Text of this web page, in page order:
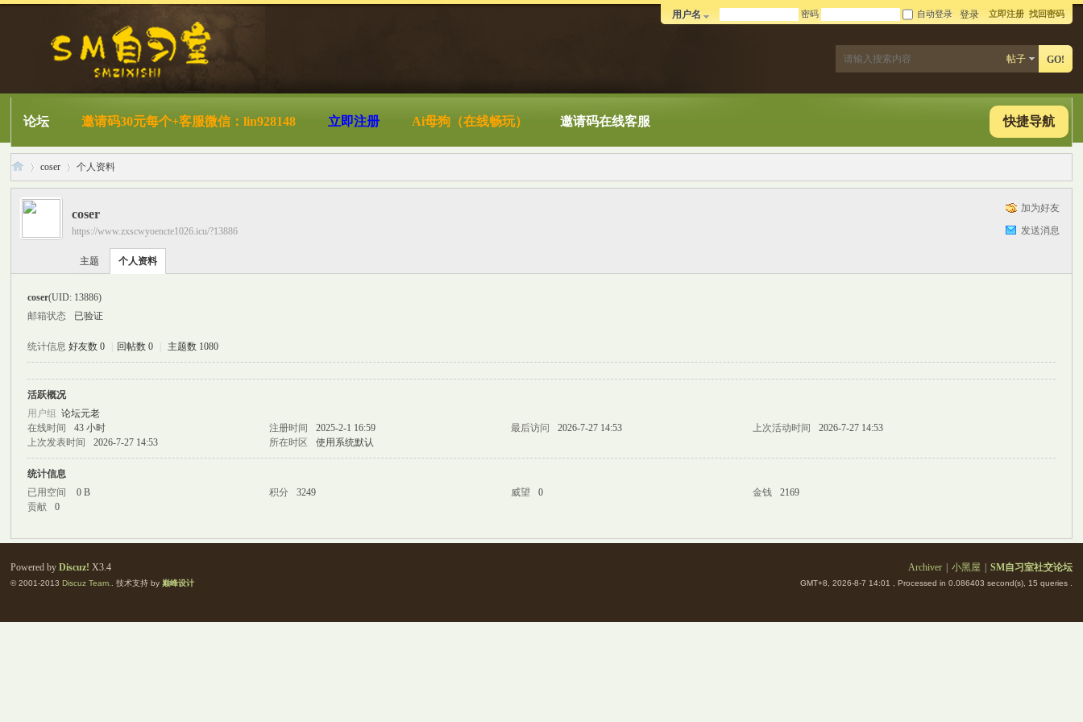
用户名 密码 自动登录 登录 立即注册 找回密码
帖子 GO!
快捷导航
论坛 邀请码30元每个+客服微信：lin928148 立即注册 Ai母狗（在线畅玩） 邀请码在线客服
›
coser 个人资料
加为好友
发送消息
coser
https://www.zxscwyoencte1026.icu/?13886
主题 个人资料
coser(UID: 13886)
邮箱状态
已验证
统计信息 好友数 0 回帖数 0 主题数 1080
活跃概况
用户组论坛元老
在线时间
43 小时 注册时间 2025-2-1 16:59 最后访问 2026-7-27 14:53 上次活动时间
2026-7-27 14:53
上次发表时间
2026-7-27 14:53 所在时区 使用系统默认
统计信息
已用空间
0 B 积分 3249 威望 0 金钱
2169
贡献
0
Archiver 小黑屋 SM自习室社交论坛
GMT+8, 2026-8-7 14:01 , Processed in 0.086403 second(s), 15 queries .
Powered byDiscuz! X3.4
© 2001-2013Discuz Team. . 技术支持 by巅峰设计